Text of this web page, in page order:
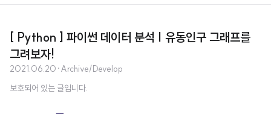
[ Python ] 파이썬 데이터 분석 | 유동인구 그래프를
그려보자!
2021.06.20 ·Archive/Develop
보호되어 있는 글입니다.